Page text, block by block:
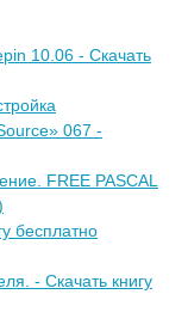
10.06 - Скачать
067 -
FREE PASCAL
бесплатно
- Скачать книгу